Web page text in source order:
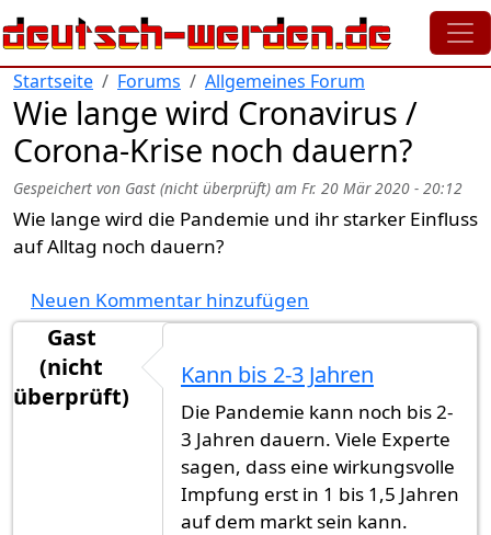
Direkt zum Inhalt
Startseite Forums Allgemeines Forum
Wie lange wird Cronavirus /
Corona-Krise noch dauern?
Gespeichert von Gast (nicht überprüft) am Fr. 20 Mär 2020 - 20:12
Wie lange wird die Pandemie und ihr starker Einfluss
auf Alltag noch dauern?
Neuen Kommentar hinzufügen
Gast
(nicht
überprüft)
Kann bis 2-3 Jahren
Die Pandemie kann noch bis 2-
3 Jahren dauern. Viele Experte
sagen, dass eine wirkungsvolle
Impfung erst in 1 bis 1,5 Jahren
auf dem markt sein kann.